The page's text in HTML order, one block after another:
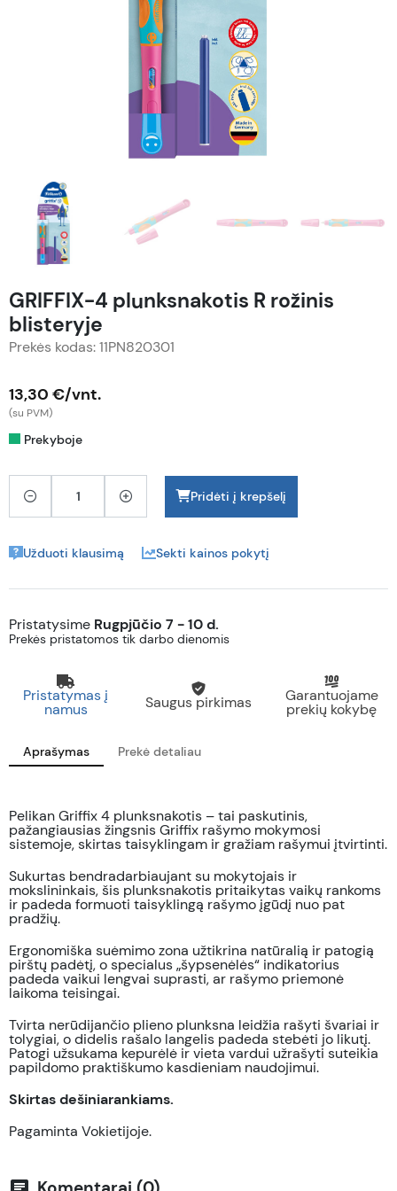
GRIFFIX-4 plunksnakotis R rožinis
blisteryje
Prekės kodas: 11PN820301
13,30 €/vnt.
(su PVM)
Prekyboje
Pridėti į krepšelį
Užduoti klausimą Sekti kainos pokytį
Pristatysime Rugpjūčio 7 - 10 d.
Prekės pristatomos tik darbo dienomis
Pristatymas į
namus Saugus pirkimas Garantuojame
prekių kokybę
Aprašymas Prekė detaliau
Pelikan Griffix 4 plunksnakotis – tai paskutinis,
pažangiausias žingsnis Griffix rašymo mokymosi
sistemoje, skirtas taisyklingam ir gražiam rašymui įtvirtinti.
Sukurtas bendradarbiaujant su mokytojais ir
mokslininkais, šis plunksnakotis pritaikytas vaikų rankoms
ir padeda formuoti taisyklingą rašymo įgūdį nuo pat
pradžių.
Ergonomiška suėmimo zona užtikrina natūralią ir patogią
pirštų padėtį, o specialus „šypsenėlės“ indikatorius
padeda vaikui lengvai suprasti, ar rašymo priemonė
laikoma teisingai.
Tvirta nerūdijančio plieno plunksna leidžia rašyti švariai ir
tolygiai, o didelis rašalo langelis padeda stebėti jo likutį.
Patogi užsukama kepurėlė ir vieta vardui užrašyti suteikia
papildomo praktiškumo kasdieniam naudojimui.
Skirtas dešiniarankiams.
Pagaminta Vokietijoje.